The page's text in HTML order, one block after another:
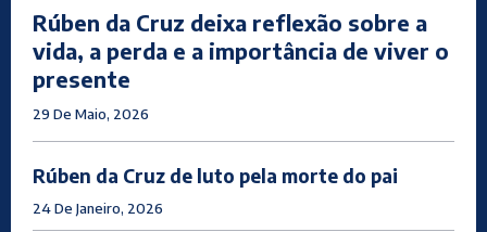
Rúben da Cruz deixa reflexão sobre a
vida, a perda e a importância de viver o
presente
29 De Maio, 2026
Rúben da Cruz de luto pela morte do pai
24 De Janeiro, 2026